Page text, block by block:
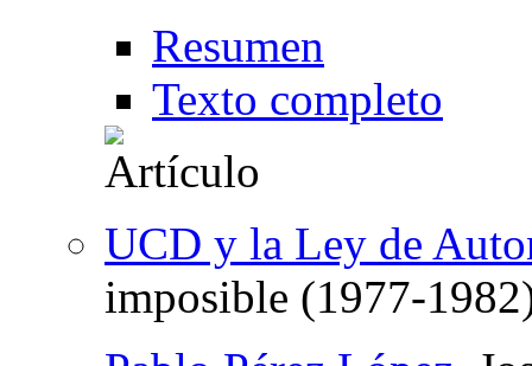
Resumen
Texto completo
UCD y la Ley de
imposible (1977-